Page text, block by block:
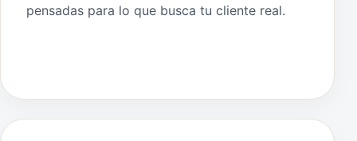
pensadas para lo que busca tu cliente real.